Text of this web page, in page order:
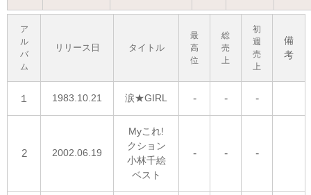
ア
ル
バ
ム
リリース日 タイトル
最
高
位
総
売
上
初
週
売
上
備
考
１ 1983.10.21 涙★GIRL - - -
2 2002.06.19
Myこれ!
クション
小林千絵
ベスト
- - -